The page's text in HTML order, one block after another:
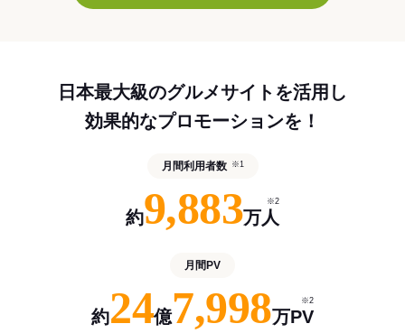
日本最大級のグルメサイトを活用し
効果的なプロモーションを！
月間利用者数 ※1
約9,883万人
※2
月間PV
約24億7,998万PV
※2